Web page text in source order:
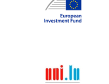
Maroš
Michael Berry
Michael Palmer